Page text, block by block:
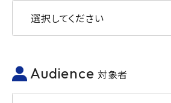
選択してください
Audience 対象者